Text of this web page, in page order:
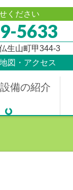
ください
5633
生山町甲344-3
地図・アクセス
備の紹介